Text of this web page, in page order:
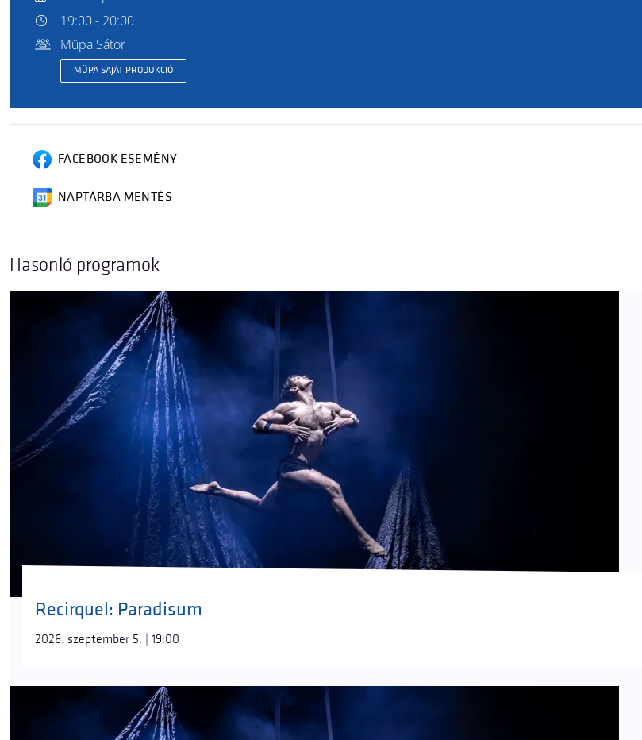
19:00 - 20:00
Müpa Sátor
MÜPA SAJÁT PRODUKCIÓ
FACEBOOK ESEMÉNY
NAPTÁRBA MENTÉS
Hasonló programok
Recirquel: Paradisum
2026. szeptember 5. | 19:00